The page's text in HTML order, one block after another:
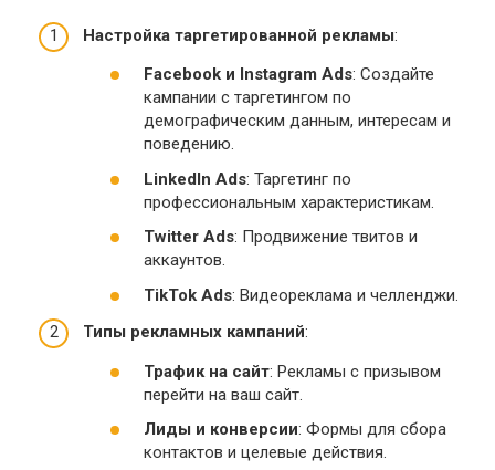
Настройка таргетированной рекламы:
Facebook и Instagram Ads: Создайте
кампании с таргетингом по
демографическим данным, интересам и
поведению.
LinkedIn Ads: Таргетинг по
профессиональным характеристикам.
Twitter Ads: Продвижение твитов и
аккаунтов.
TikTok Ads: Видеореклама и челленджи.
Типы рекламных кампаний:
Трафик на сайт: Рекламы с призывом
перейти на ваш сайт.
Лиды и конверсии: Формы для сбора
контактов и целевые действия.